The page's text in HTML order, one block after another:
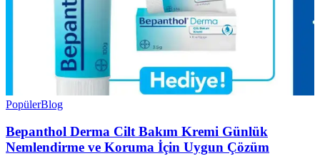
PopülerBlog
Bepanthol Derma Cilt Bakım Kremi Günlük
Nemlendirme ve Koruma İçin Uygun Çözüm